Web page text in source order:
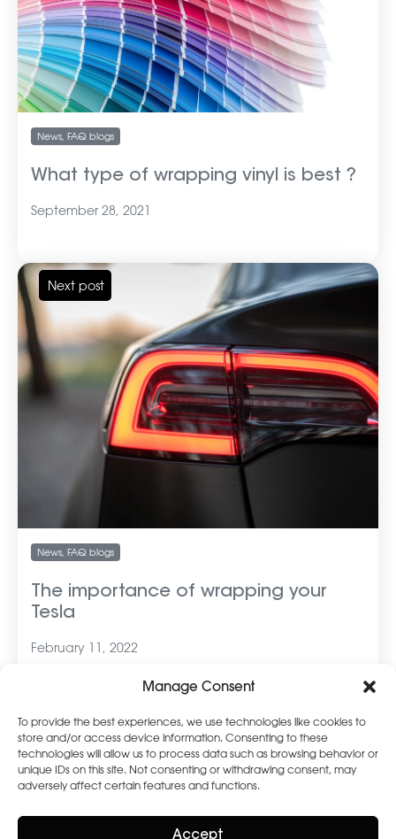
Manage Consent
To provide the best experiences, we use technologies like cookies to
store and/or access device information. Consenting to these
technologies will allow us to process data such as browsing behavior or
unique IDs on this site. Not consenting or withdrawing consent, may
adversely affect certain features and functions.
Accept
News, FAQ blogs
What type of wrapping vinyl is best ?
September 28, 2021
Next post
News, FAQ blogs
The importance of wrapping your
Tesla
February 11, 2022
More Articles